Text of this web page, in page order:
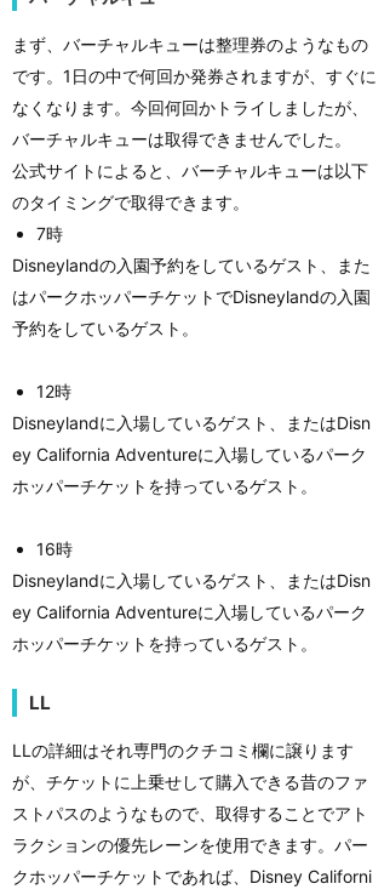
まず、バーチャルキューは整理券のようなもの
です。1日の中で何回か発券されますが、すぐに
なくなります。今回何回かトライしましたが、
バーチャルキューは取得できませんでした。
公式サイトによると、バーチャルキューは以下
のタイミングで取得できます。
7時
Disneylandの入園予約をしているゲスト、また
はパークホッパーチケットでDisneylandの入園
予約をしているゲスト。
12時
Disneylandに入場しているゲスト、またはDisn
ey California Adventureに入場しているパーク
ホッパーチケットを持っているゲスト。
16時
Disneylandに入場しているゲスト、またはDisn
ey California Adventureに入場しているパーク
ホッパーチケットを持っているゲスト。
LL
LLの詳細はそれ専門のクチコミ欄に譲ります
が、チケットに上乗せして購入できる昔のファ
ストパスのようなもので、取得することでアト
ラクションの優先レーンを使用できます。パー
クホッパーチケットであれば、Disney Californi